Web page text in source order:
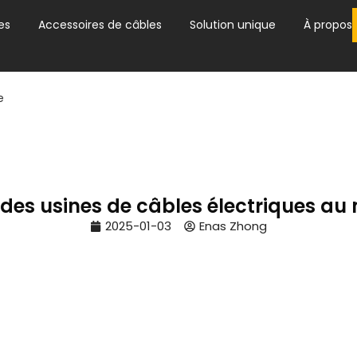
Accessoires de câbles Solution unique À propos
des usines de câbles électriques au
2025-01-03 Enas Zhong